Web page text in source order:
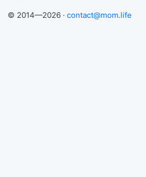
© 2014—2026 · contact@mom.life